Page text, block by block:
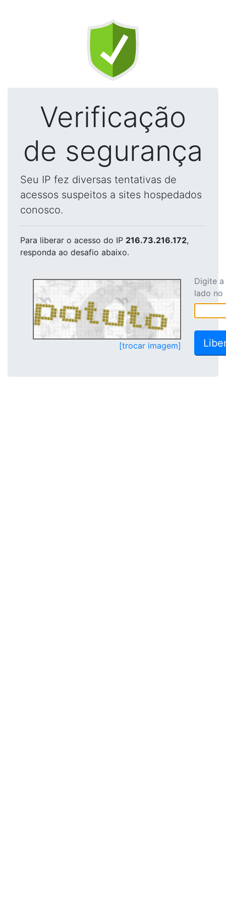
Verificação
de segurança
Seu IP fez diversas tentativas de
acessos suspeitos a sites hospedados
conosco.
Para liberar o acesso do IP 216.73.216.172,
responda ao desafio abaixo.
[trocar imagem]
Digite
lado no